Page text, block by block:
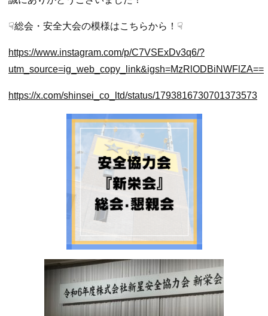
空
調・
給
排
水
総
合
設
備
☟総会・安全大会の模様はこちらから！☟
https://www.instagram.com/p/C7VSExDv3q6/?
utm_source=ig_web_copy_link&igsh=MzRlODBiNWFlZA==
https://x.com/shinsei_co_ltd/status/1793816730701373573